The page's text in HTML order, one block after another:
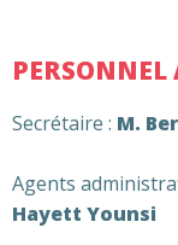
Secrétaire : M.
Agents
Hayett Younsi